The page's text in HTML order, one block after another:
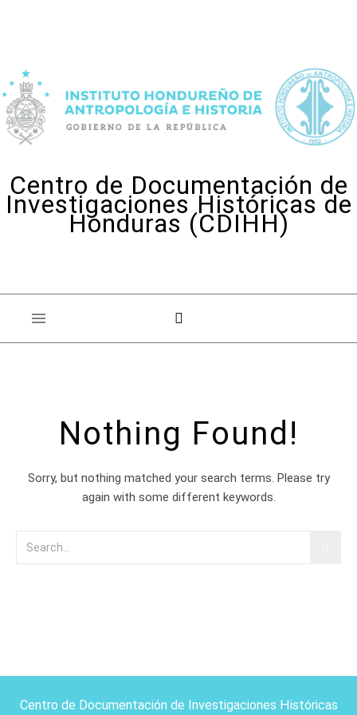
Centro de Documentación de
Investigaciones Históricas de
Honduras (CDIHH)
Nothing Found!
Sorry, but nothing matched your search terms. Please try
again with some different keywords.
Centro de Documentación de Investigaciones Históricas